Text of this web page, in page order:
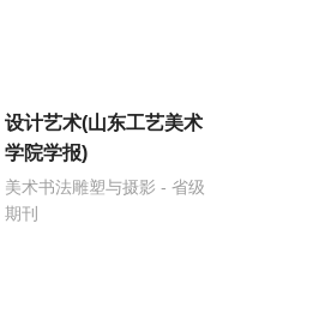
设计艺术(山东工艺美术
学院学报)
美术书法雕塑与摄影 - 省级
期刊